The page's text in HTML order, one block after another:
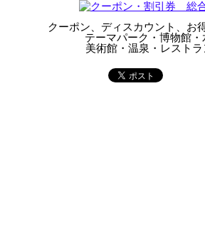
クーポン、ディスカウント、お
テーマパーク・博物館・
美術館・温泉・レストラ